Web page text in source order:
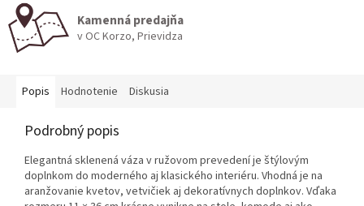
Kamenná predajňa
v OC Korzo, Prievidza
Popis Hodnotenie Diskusia
Podrobný popis
Elegantná sklenená váza v ružovom prevedení je štýlovým
doplnkom do moderného aj klasického interiéru. Vhodná je na
aranžovanie kvetov, vetvičiek aj dekoratívnych doplnkov. Vďaka